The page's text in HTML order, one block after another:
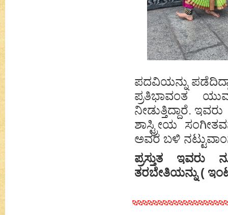
ಪದವಿಯನ್ನು
ಪ್ರತಿಭಾವಂತ
ನೀಡುತ್ತಿದ್ದಾರೆ.
ಶಾಸ್ಟ್ರೀಯ
ಅವರ ಬಳಿ
ಪ್ರಸ್ತುತ ಇವರು
ತರಬೇತಿಯನ್ನು (